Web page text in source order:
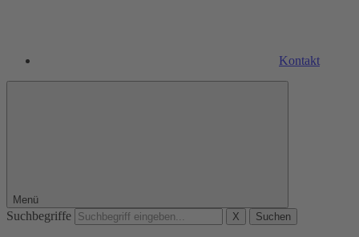
Kontakt
Menü
Suchbegriffe X Suchen